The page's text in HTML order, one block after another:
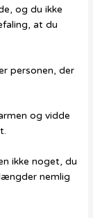
og du ikke
at du
personen, der
og vidde
ikke noget, du
nemlig